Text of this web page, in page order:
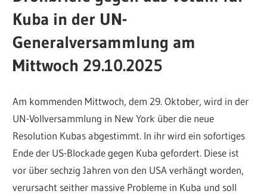
Kuba in der UN-
Generalversammlung am
Mittwoch 29.10.2025
Am kommenden Mittwoch, dem 29. Oktober, wird in der
UN-Vollversammlung in New York über die neue
Resolution Kubas abgestimmt. In ihr wird ein sofortiges
Ende der US-Blockade gegen Kuba gefordert. Diese ist
vor über sechzig Jahren von den USA verhängt worden,
verursacht seither massive Probleme in Kuba und soll